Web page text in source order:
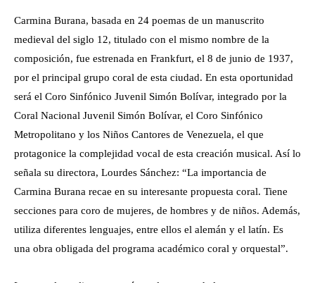
Carmina Burana, basada en 24 poemas de un manuscrito
medieval del siglo 12, titulado con el mismo nombre de la
composición, fue estrenada en Frankfurt, el 8 de junio de 1937,
por el principal grupo coral de esta ciudad. En esta oportunidad
será el Coro Sinfónico Juvenil Simón Bolívar, integrado por la
Coral Nacional Juvenil Simón Bolívar, el Coro Sinfónico
Metropolitano y los Niños Cantores de Venezuela, el que
protagonice la complejidad vocal de esta creación musical. Así lo
señala su directora, Lourdes Sánchez: “La importancia de
Carmina Burana recae en su interesante propuesta coral. Tiene
secciones para coro de mujeres, de hombres y de niños. Además,
utiliza diferentes lenguajes, entre ellos el alemán y el latín. Es
una obra obligada del programa académico coral y orquestal”.